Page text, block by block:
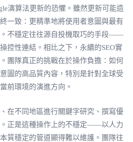
演算法更新的恐懼。雖然更新可能造
一致：更精準地將使用者意圖與最有
不穩定往往源自投機取巧的手段——
控性連結。相比之下，永續的SEO實
團隊真正的挑戰在於操作負擔：如何
圖的高品質內容，特別是針對全球受
前環境的演進方向。
在不同地區進行關鍵字研究、撰寫優
正是這種操作上的不穩定——以人力
質穩定的管道顯得難以維護。團隊往